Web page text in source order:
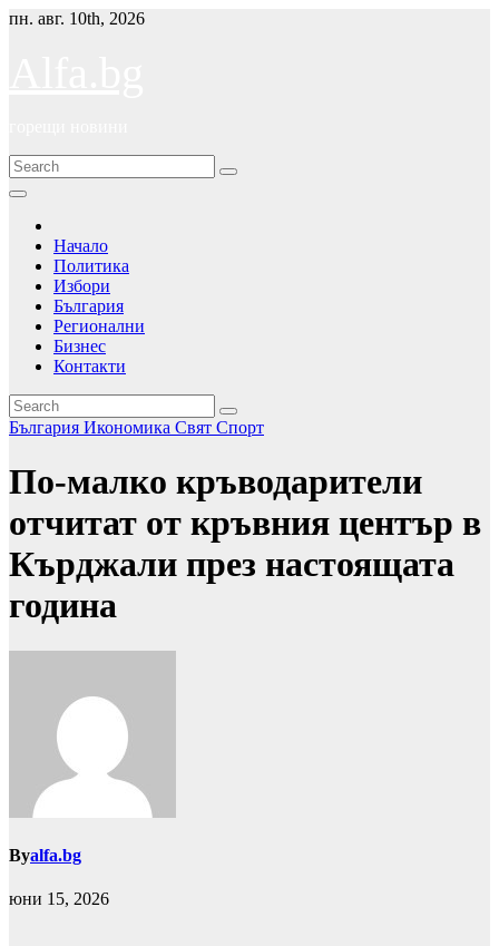
Skip
пн. авг. 10th, 2026
Начало
Политика
Избори
България
Регионални
Бизнес
Контакти
България Икономика Свят Спорт
По-малко кръводарители
отчитат от кръвния център в
Кърджали през настоящата
година
Byalfa.bg
юни 15, 2026